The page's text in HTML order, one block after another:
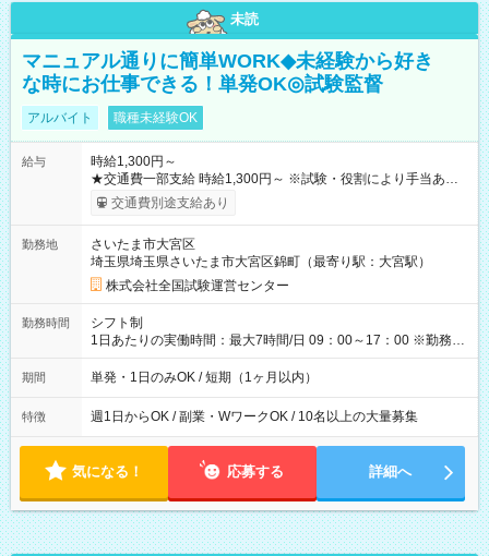
未読
マニュアル通りに簡単WORK◆未経験から好き
な時にお仕事できる！単発OK◎試験監督
アルバイト 職種未経験OK
給与
時給1,300円～
★交通費一部支給 時給1,300円～ ※試験・役割により手当あり
※勤務回数により昇給あり 【即給（前払い）オプションあ
り！】 希望される場合、勤務から1週間ほどで給与の一部を受け
例】 ・河合塾模擬試験 8:30～17:30（休憩1時間） 時給1,300円
×8時間＝日収10,400円＋交通費 ※当日の役割により時給＋100
円の場合あり ・国家試験 7:00～13:30（休憩なし） 時給1,300
円（役割手当＋100円）×6時間＝日収8,400円＋交通費 【試用期
間】試用期間なし
交通費別途支給あり
勤務地
さいたま市大宮区
埼玉県埼玉県さいたま市大宮区錦町（最寄り駅：大宮駅）
株式会社全国試験運営センター
勤務時間
シフト制
1日あたりの実働時間：最大7時間/日 09：00～17：00 ※勤務時
間は 試験により異なります。
期間 単発・1日のみOK / 短期（1ヶ月以内）
特徴 週1日からOK / 副業・WワークOK / 10名以上の大量募集
気になる！ 応募する 詳細へ